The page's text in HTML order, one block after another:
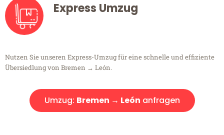
Express Umzug
Nutzen Sie unseren Express-Umzug für eine schnelle und effiziente
Übersiedlung von Bremen → León.
Umzug: Bremen → León anfragen